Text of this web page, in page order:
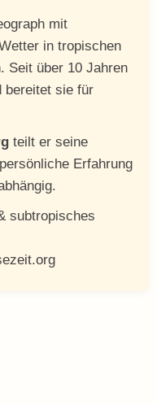
mit
in tropischen
Seit über 10 Jahren
bereitet sie für
teilt er seine
Erfahrung
subtropisches